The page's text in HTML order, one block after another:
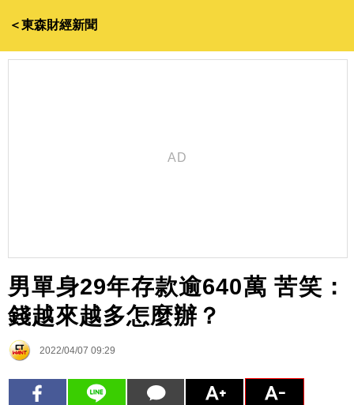
＜東森財經新聞
男單身29年存款逾640萬 苦笑：
錢越來越多怎麼辦？
2022/04/07 09:29